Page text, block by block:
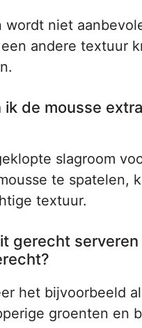
wordt niet
andere textuur
ik de mousse
slagroom
te spatelen,
textuur.
gerecht serveren
het bijvoorbeeld
groenten en